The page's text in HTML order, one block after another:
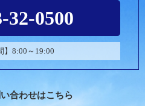
32-0500
】8:00～19:00
合わせはこちら